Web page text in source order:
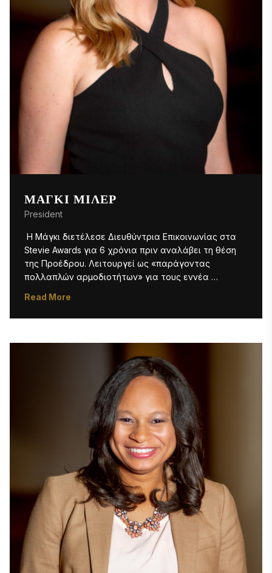
1982 έως το 1988, τα «The New York Festivals»
επέκτειναν σημαντικά την παγκόσμια επιρροή τους,
προσθέτοντας νέους διαγωνισμούς βραβείων σε
τομείς όπως η ραδιοφωνική και η έντυπη διαφήμιση.
Ο Michael είναι κάτοχος πτυχίου Bachelor of Arts
από το Πανεπιστήμιο Fordham της Νέας Υόρκης και
μεταπτυχιακού τίτλου στη Διοίκηση Επιχειρήσεων
(MBA) από το Πανεπιστήμιο George Mason στο
ΜΆΓΚΙ ΜΊΛΕΡ
President
Η Μάγκι διετέλεσε Διευθύντρια Επικοινωνίας στα
Stevie Awards για 6 χρόνια πριν αναλάβει τη θέση
της Προέδρου. Λειτουργεί ως «παράγοντας
πολλαπλών αρμοδιοτήτων» για τους εννέα
μάρκετινγκ, τη λογιστική, τα θέματα ανθρώπινου
δυναμικού και άλλα, μαζί με τους καταπληκτικούς
αρέσει ιδιαίτερα το γεγονός ότι τα Stevie Awards
δίνουν τη δυνατότητα σε επαγγελματίες από όλο
τον κόσμο, από τους νεοεισερχόμενους έως τα
στελέχη, να αναγνωρίζονται για τις καθημερινές
τους προσπάθειες και καινοτομίες.
Η Μάγκι είναι κάτοχος πτυχίου Bachelor of Science
από το Πανεπιστήμιο James Madison και
μεταπτυχιακού τίτλου Master of Business
Administration από το Πανεπιστήμιο George Mason,
και τα δύο στη Βιρτζίνια.
Read More